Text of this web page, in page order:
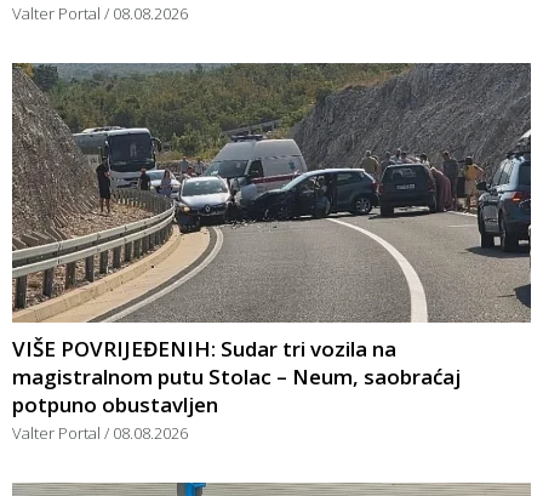
Valter Portal 08.08.2026
VIŠE POVRIJEĐENIH: Sudar tri vozila na
magistralnom putu Stolac – Neum, saobraćaj
potpuno obustavljen
Valter Portal 08.08.2026